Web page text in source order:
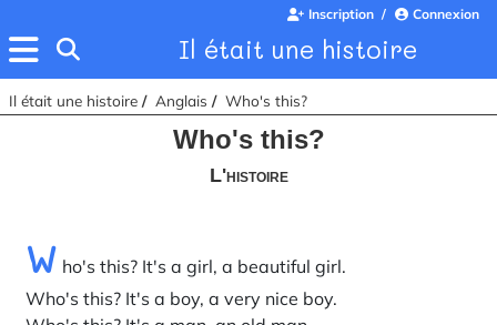
Il était une histoire
Inscription Connexion
Il était une histoire Anglais Who's this?
Who's this?
L'histoire
W ho's this? It's a girl, a beautiful girl.
Who's this? It's a boy, a very nice boy.